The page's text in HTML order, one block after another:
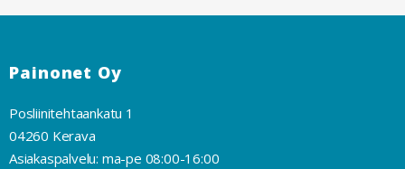
Painonet Oy
Posliinitehtaankatu 1
04260 Kerava
Asiakaspalvelu: ma-pe 08:00-16:00